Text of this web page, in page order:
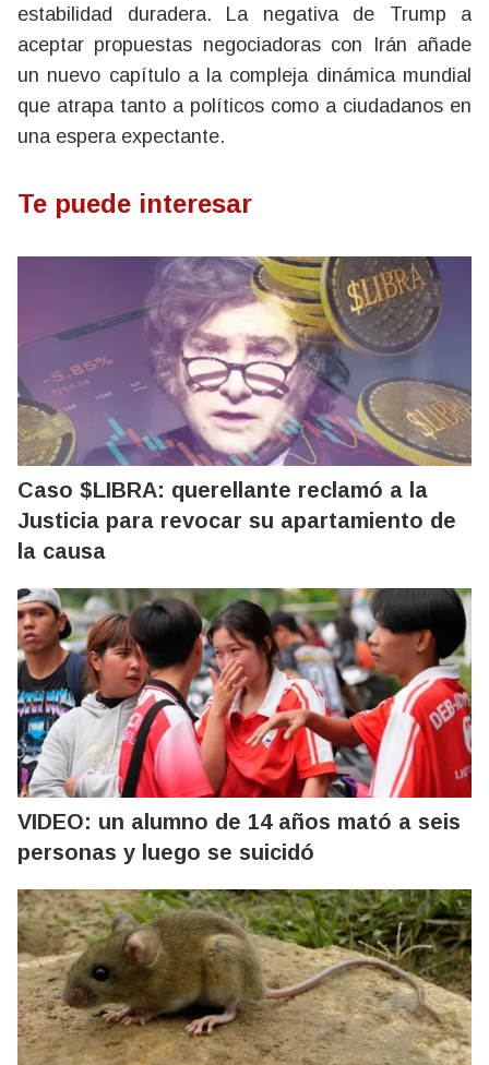
estabilidad duradera. La negativa de Trump a
aceptar propuestas negociadoras con Irán añade
un nuevo capítulo a la compleja dinámica mundial
que atrapa tanto a políticos como a ciudadanos en
una espera expectante.
Te puede interesar
Caso $LIBRA: querellante reclamó a la
Justicia para revocar su apartamiento de
la causa
VIDEO: un alumno de 14 años mató a seis
personas y luego se suicidó